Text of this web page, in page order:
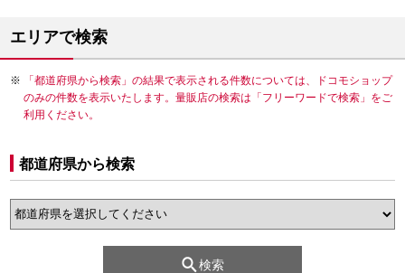
エリアで検索
「都道府県から検索」の結果で表示される件数については、ドコモショップ
のみの件数を表示いたします。量販店の検索は「フリーワードで検索」をご
利用ください。
都道府県から検索
検索